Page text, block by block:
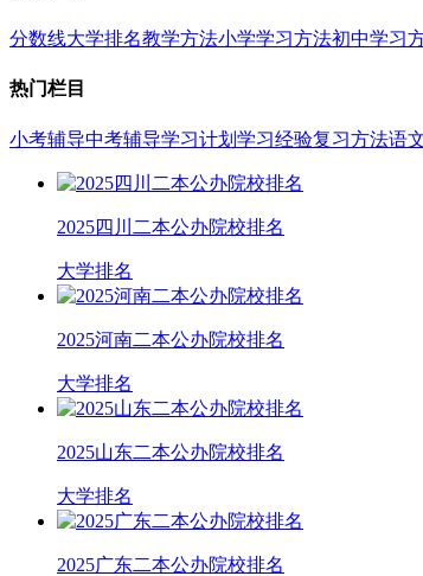
分数线大学排名教学方法小学学习方法初中学习
热门栏目
小考辅导中考辅导学习计划 学习经验复习方法语
2025四川二本公办院校排名
大学排名
2025河南二本公办院校排名
大学排名
2025山东二本公办院校排名
大学排名
2025广东二本公办院校排名